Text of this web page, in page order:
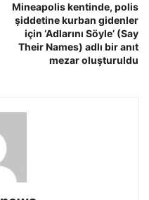
Mineapolis kentinde, polis
şiddetine kurban gidenler
için ‘Adlarını Söyle’ (Say
Their Names) adlı bir anıt
mezar oluşturuldu